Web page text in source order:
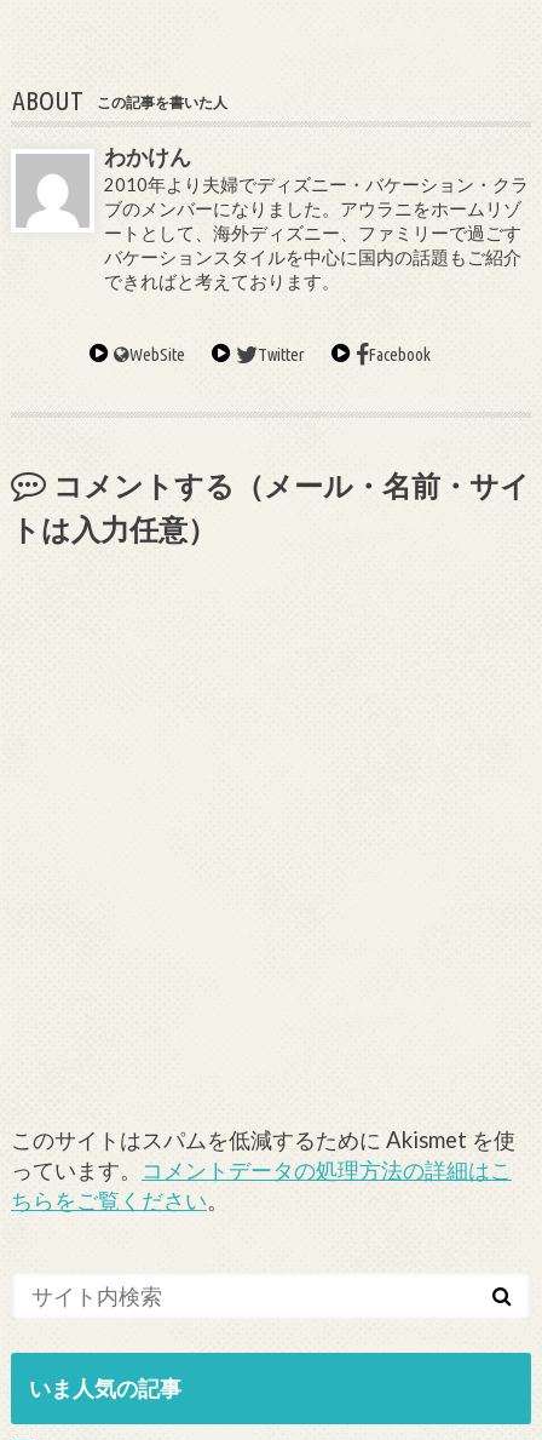
ABOUT この記事を書いた人
わかけん
2010年より夫婦でディズニー・バケーション・クラ
ブのメンバーになりました。アウラニをホームリゾ
ートとして、海外ディズニー、ファミリーで過ごす
バケーションスタイルを中心に国内の話題もご紹介
できればと考えております。
WebSite Twitter Facebook
コメントする（メール・名前・サイ
トは入力任意）
このサイトはスパムを低減するために Akismet を使
っています。 コメントデータの処理方法の詳細はこ
ちらをご覧ください。
いま人気の記事